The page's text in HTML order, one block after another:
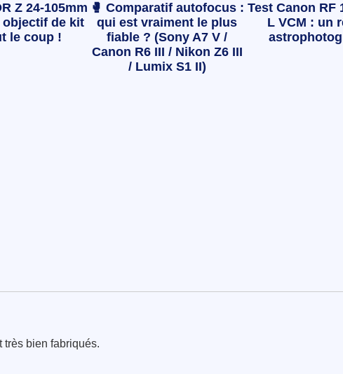
Z 24-105mm
objectif de kit
le coup !
🥊 Comparatif autofocus :
qui est vraiment le plus
fiable ? (Sony A7 V /
Canon R6 III / Nikon Z6 III
/ Lumix S1 II)
Test Canon RF
L VCM : un
très bien fabriqués.